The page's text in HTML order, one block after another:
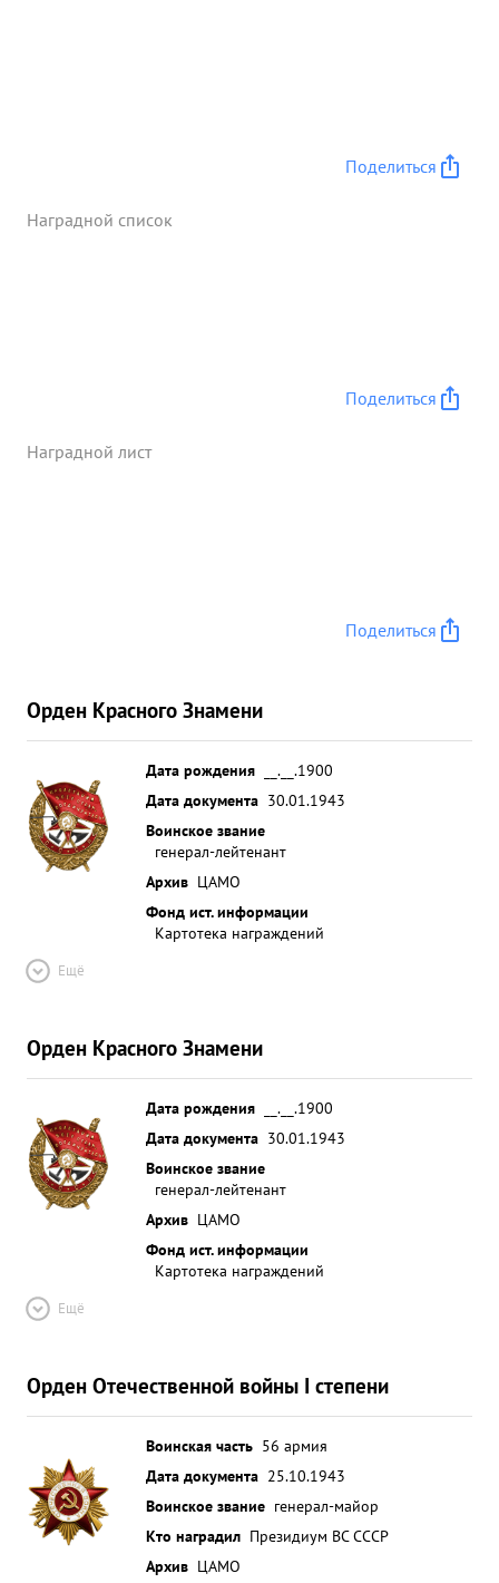
Поделиться
Наградной список
Поделиться
Наградной лист
Поделиться
Орден Красного Знамени
Дата рождения
__.__.1900
Дата документа 30.01.1943
Воинское звание
генерал-лейтенант
Архив ЦАМО
Фонд ист. информации
Картотека награждений
Ещё
Орден Красного Знамени
Дата рождения
__.__.1900
Дата документа 30.01.1943
Воинское звание
генерал-лейтенант
Архив ЦАМО
Фонд ист. информации
Картотека награждений
Ещё
Орден Отечественной войны I степени
Воинская часть 56 армия
Дата документа 25.10.1943
Воинское звание генерал-майор
Кто наградил Президиум ВС СССР
Архив ЦАМО